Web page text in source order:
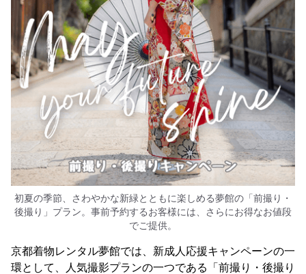
初夏の季節、さわやかな新緑とともに楽しめる夢館の「前撮り・
後撮り」プラン。事前予約するお客様には、さらにお得なお値段
でご提供。
京都着物レンタル夢館では、新成人応援キャンペーンの一
環として、人気撮影プランの一つである「前撮り・後撮り